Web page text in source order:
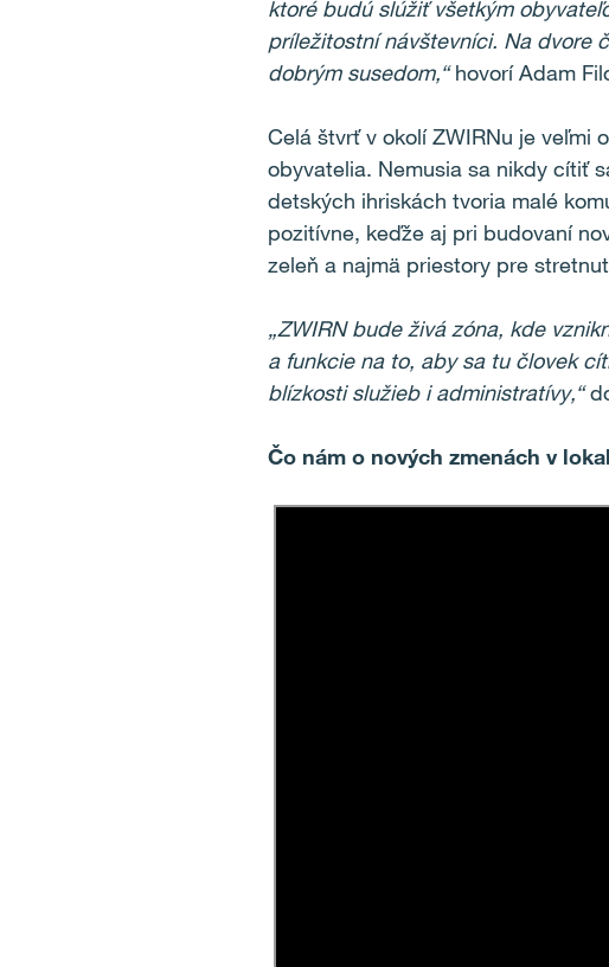
ktoré budú slúžiť všetkým
príležitostní návštevníci. Na dvore
dobrým susedom,“hovorí Adam
Celá štvrť v okolí ZWIRNu je veľmi
obyvatelia. Nemusia sa nikdy cítiť
detských ihriskách tvoria malé
pozitívne, keďže aj pri budovaní
zeleň a najmä priestory pre
„ZWIRN bude živá zóna, kde
a funkcie na to, aby sa tu človek
blízkosti služieb i administratívy,“
Čo nám o nových zmenách v